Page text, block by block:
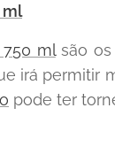
ml
mlsão os
irá permitir
pode ter